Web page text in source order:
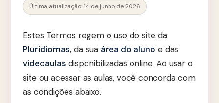
Última atualização: 14 de junho de 2026
Estes Termos regem o uso do site da
Pluridiomas, da sua área do aluno e das
videoaulas disponibilizadas online. Ao usar o
site ou acessar as aulas, você concorda com
as condições abaixo.